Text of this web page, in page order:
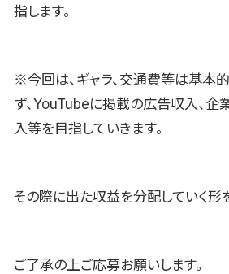
指します。
※今回は、ギャラ、交通費等は基本
ず、YouTubeに掲載の広告収入、企
入等を目指していきます。
その際に出た収益を分配していく形
ご了承の上ご応募お願いします。